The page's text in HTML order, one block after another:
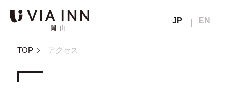
JP EN
TOP アクセス
Top トップ
Rooms
ヴィアイン岡山
宿泊予約
会員メニュー